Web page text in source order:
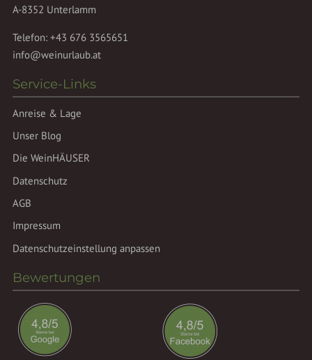
A-8352 Unterlamm
Telefon:+43 676 3565651
info@weinurlaub.at
Service-Links
Anreise & Lage
Unser Blog
Die WeinHÄUSER
Datenschutz
AGB
Impressum
Datenschutzeinstellung anpassen
Bewertungen